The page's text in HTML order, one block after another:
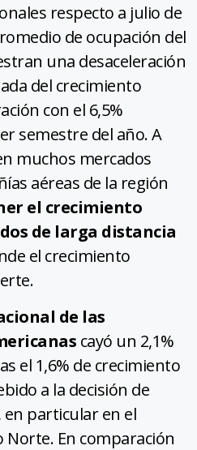
respecto a julio de
de ocupación del
una desaceleración
del crecimiento
con el 6,5%
semestre del año. A
muchos mercados
aéreas de la región
el crecimiento
de larga distancia
el crecimiento
de las
cayó un 2,1%
el 1,6% de crecimiento
a la decisión de
en particular en el
Norte. En comparación